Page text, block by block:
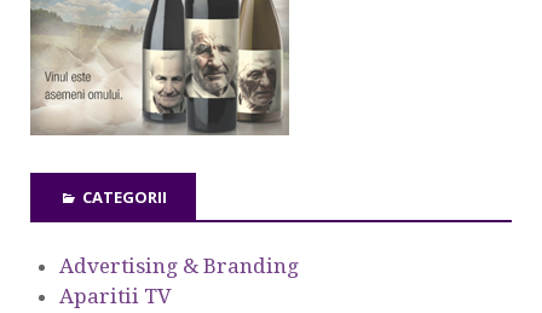
CATEGORII
Advertising & Branding
Aparitii TV